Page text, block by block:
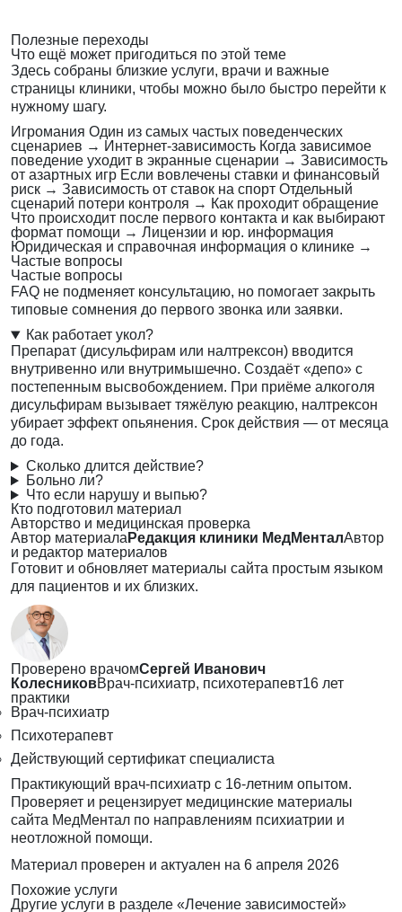
Полезные переходы
Что ещё может пригодиться по этой теме
Здесь собраны близкие услуги, врачи и важные
страницы клиники, чтобы можно было быстро перейти к
нужному шагу.
Игромания Один из самых частых поведенческих
сценариев → Интернет-зависимость Когда зависимое
поведение уходит в экранные сценарии → Зависимость
от азартных игр Если вовлечены ставки и финансовый
риск → Зависимость от ставок на спорт Отдельный
сценарий потери контроля → Как проходит обращение
Что происходит после первого контакта и как выбирают
формат помощи → Лицензии и юр. информация
Юридическая и справочная информация о клинике →
Частые вопросы
Частые вопросы
FAQ не подменяет консультацию, но помогает закрыть
типовые сомнения до первого звонка или заявки.
Как работает укол?
Препарат (дисульфирам или налтрексон) вводится
внутривенно или внутримышечно. Создаёт «депо» с
постепенным высвобождением. При приёме алкоголя
дисульфирам вызывает тяжёлую реакцию, налтрексон
убирает эффект опьянения. Срок действия — от месяца
до года.
Сколько длится действие?
Больно ли?
Что если нарушу и выпью?
Кто подготовил материал
Авторство и медицинская проверка
Автор материала Редакция клиники МедМенталАвтор
и редактор материалов
Готовит и обновляет материалы сайта простым языком
для пациентов и их близких.
Проверено врачомСергей Иванович
КолесниковВрач-психиатр, психотерапевт16 лет
практики
Врач-психиатр
Психотерапевт
Действующий сертификат специалиста
Практикующий врач-психиатр с 16-летним опытом.
Проверяет и рецензирует медицинские материалы
сайта МедМентал по направлениям психиатрии и
неотложной помощи.
Материал проверен и актуален на 6 апреля 2026
Похожие услуги
Другие услуги в разделе «Лечение зависимостей»